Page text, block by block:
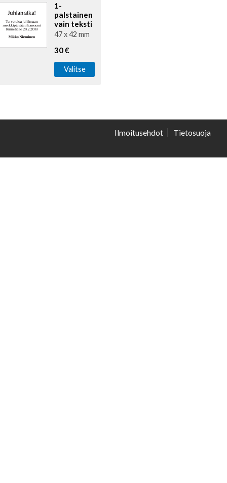
1-
palstainen
vain teksti
47 x 42 mm
30 €
Valitse
Ilmoitusehdot Tietosuoja